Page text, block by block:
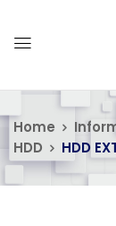
Home
HDD
HDD